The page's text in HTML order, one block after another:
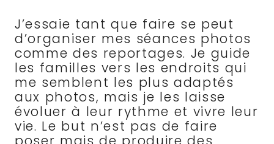
J’essaie tant que faire se peut
d’organiser mes séances photos
comme des reportages. Je guide
les familles vers les endroits qui
me semblent les plus adaptés
aux photos, mais je les laisse
évoluer à leur rythme et vivre leur
vie. Le but n’est pas de faire